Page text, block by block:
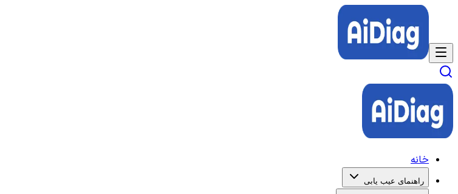
خانه
راهنمای عیب یابی